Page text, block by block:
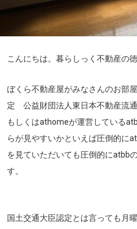
こんにちは。暮らしっく不動産の徳
ぼくら不動産屋がみなさんのお部
定 公益財団法人東日本不動産流通
もしくはathomeが運営している
らが見やすいかといえば圧倒的に
を見ていただいても圧倒的にatbb
す。
国土交通大臣認定とは言っても月